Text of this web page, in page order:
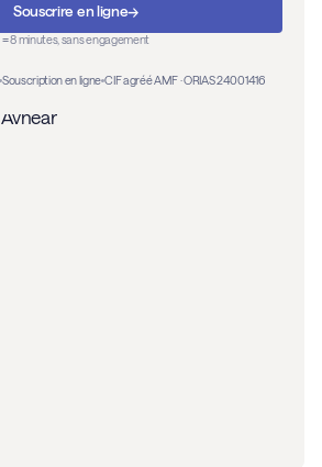
Souscrire en ligne→
≈ 8 minutes, sans engagement
Souscription en ligne CIF agréé AMF · ORIAS 24001416